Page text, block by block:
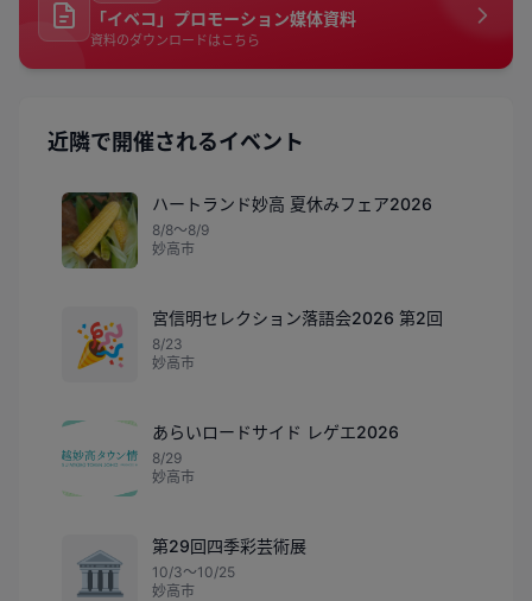
「イベコ」プロモーション媒体資料
資料のダウンロードはこちら
近隣で開催されるイベント
ハートランド妙高 夏休みフェア2026
8/8〜8/9
妙高市
🎉
宮信明セレクション落語会2026 第2回
8/23
妙高市
あらいロードサイド レゲエ2026
8/29
妙高市
🏛️
第29回四季彩芸術展
10/3〜10/25
妙高市